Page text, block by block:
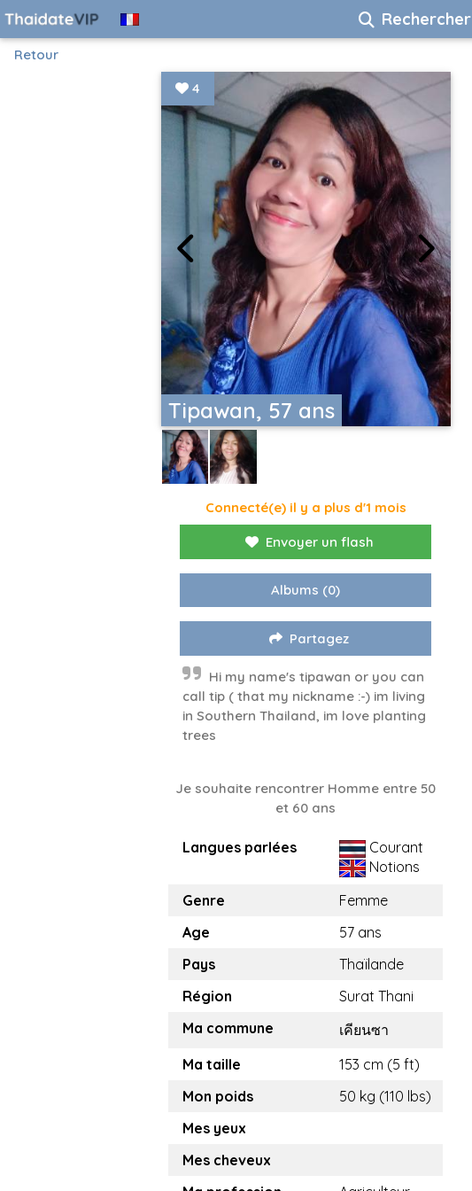
Rechercher
Retour
Tipawan, 57 ans
4
Connecté(e) il y a plus d'1 mois
Envoyer un flash
Albums (0)
Partagez
Hi my name's tipawan or you can
call tip ( that my nickname :⁠-⁠) im living
in Southern Thailand, im love planting
trees
Je souhaite rencontrer Homme entre 50
et 60 ans
Langues parlées
Courant
Notions
Genre
Femme
Age
57 ans
Pays
Thaïlande
Région
Surat Thani
Ma commune
เคียนซา
Ma taille
153 cm (5 ft)
Mon poids
50 kg (110 lbs)
Mes yeux
Mes cheveux